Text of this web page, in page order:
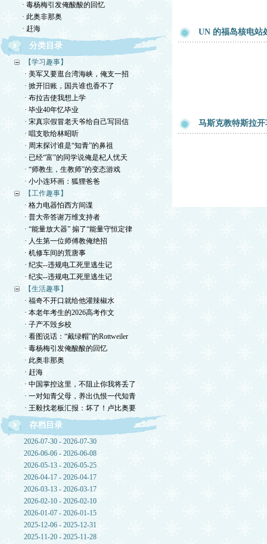
· 毒杨梅引发俺酸酸的回忆
· 此奥非那奥
· 赶海
分类目录
【学习趣事】
· 美军又要逛台湾海峡，俺支一招
· 掀开旧账，国共谁也香不了
· 布拉吉使我想上学
· 毕业40年忆毕业
· 宋真宗假冒老天爷给自己写回信
· 唱支歌给林昭听
· 周末探讨谁是“知青”的鼻祖
· 已经“富”的同学说俺是杞人忧天
· “师教生，生教师”的变态游戏
· 小小连环画：狐狸爸爸
【工作趣事】
· 格力电器怕西方间谍
· 普大帝答谢万维支持者
· “能量放大器” 搧了“能量守恒定律
· 人生第一位师傅教俺绝招
· 机修车间的荒唐事
· 纪实--违规电工死里逃生记
· 纪实--违规电工死里逃生记
【生活趣事】
· 福奇不开口就给他灌辣椒水
· 本老年考生的2026高考作文
· 子产不毁乡校
· 看图说话：“戴绿帽”的Rottweiler
· 毒杨梅引发俺酸酸的回忆
· 此奥非那奥
· 赶海
· 中国掌控这里，不阻止你我将丢了
· 一对知青父母，养出仇恨一代知青
· 王毅找老板汇报：坏了！卢比奥要
存档目录
2026-07-30 - 2026-07-30
2026-06-06 - 2026-06-08
2026-05-13 - 2026-05-25
2026-04-17 - 2026-04-17
2026-03-13 - 2026-03-17
2026-02-10 - 2026-02-10
2026-01-07 - 2026-01-15
2025-12-06 - 2025-12-31
2025-11-20 - 2025-11-28
UN 的福岛核电站
马斯克教特斯拉